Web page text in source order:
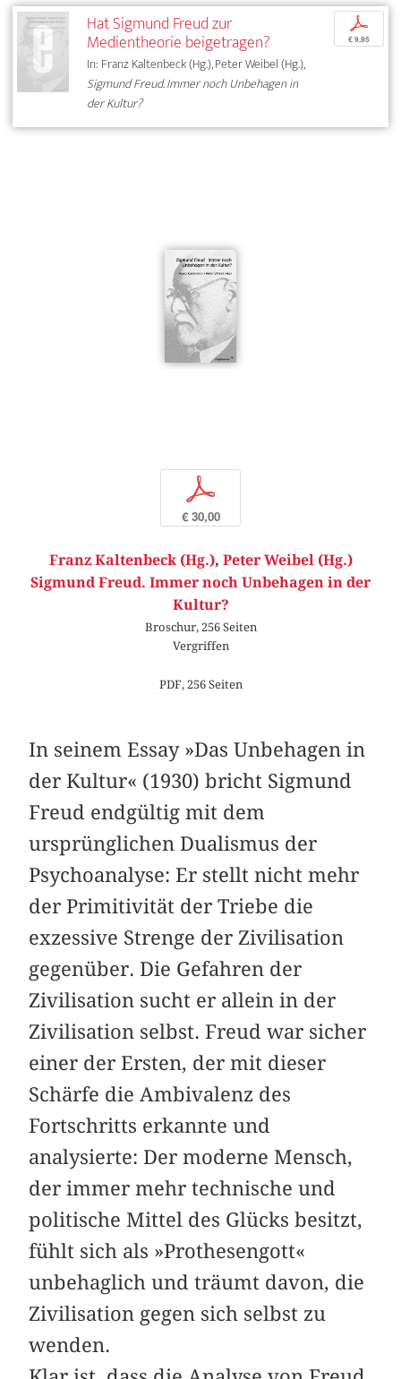
Hat Sigmund Freud zur
Medientheorie beigetragen?
In: Franz Kaltenbeck (Hg.), Peter Weibel (Hg.),
Sigmund Freud. Immer noch Unbehagen in
der Kultur?
p
€ 9,95
p
€ 30,00
Franz Kaltenbeck (Hg.), Peter Weibel (Hg.)
Sigmund Freud. Immer noch Unbehagen in der
Kultur?
Broschur, 256 Seiten
Vergriffen
PDF, 256 Seiten
In seinem Essay »Das Unbehagen in
der Kultur« (1930) bricht Sigmund
Freud endgültig mit dem
ursprünglichen Dualismus der
Psychoanalyse: Er stellt nicht mehr
der Primitivität der Triebe die
exzessive Strenge der Zivilisation
gegenüber. Die Gefahren der
Zivilisation sucht er allein in der
Zivilisation selbst. Freud war sicher
einer der Ersten, der mit dieser
Schärfe die Ambivalenz des
Fortschritts erkannte und
analysierte: Der moderne Mensch,
der immer mehr technische und
politische Mittel des Glücks besitzt,
fühlt sich als »Prothesengott«
unbehaglich und träumt davon, die
Zivilisation gegen sich selbst zu
wenden.